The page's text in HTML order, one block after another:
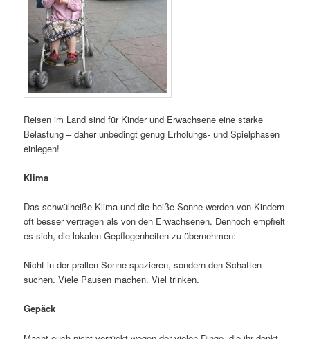
Reisen im Land sind für Kinder und Erwachsene eine starke
Belastung – daher unbedingt genug Erholungs- und Spielphasen
einlegen!
Klima
Das schwülheiße Klima und die heiße Sonne werden von Kindern
oft besser vertragen als von den Erwachsenen. Dennoch empfielt
es sich, die lokalen Gepflogenheiten zu übernehmen:
Nicht in der prallen Sonne spazieren, sondern den Schatten
suchen. Viele Pausen machen. Viel trinken.
Gepäck